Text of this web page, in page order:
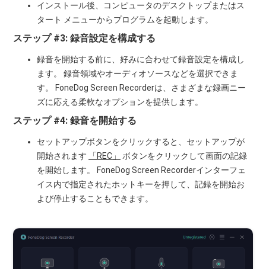
インストール後、コンピュータのデスクトップまたはス
タート メニューからプログラムを起動します。
ステップ #3: 録音設定を構成する
録音を開始する前に、好みに合わせて録音設定を構成し
ます。 録音領域やオーディオソースなどを選択できま
す。 FoneDog Screen Recorderは、さまざまな録画ニー
ズに応える柔軟なオプションを提供します。
ステップ #4: 録音を開始する
セットアップボタンをクリックすると、セットアップが
開始されます
「REC」
ボタンをクリックして画面の記録
を開始します。 FoneDog Screen Recorderインターフェ
イス内で指定されたホットキーを押して、記録を開始お
よび停止することもできます。